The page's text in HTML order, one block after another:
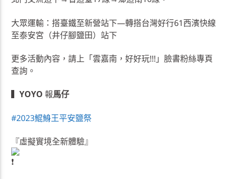
大眾運輸：搭臺鐵至新營站下—轉搭台灣好行61西濱快線
至泰安宮（井仔腳鹽田）站下
更多活動內容，請上「雲嘉南，好好玩!!!」臉書粉絲專頁
查詢。
▍YOYO報馬仔
#2023鯤鯓王平安鹽祭
『虛擬實境全新體驗』